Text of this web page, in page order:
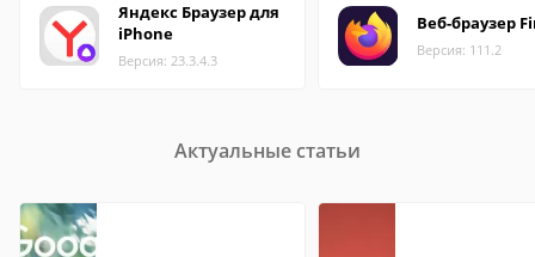
Яндекс Браузер для
iPhone
Версия: 23.3.4.3
Веб-браузер
Версия: 111.2
Актуальные статьи